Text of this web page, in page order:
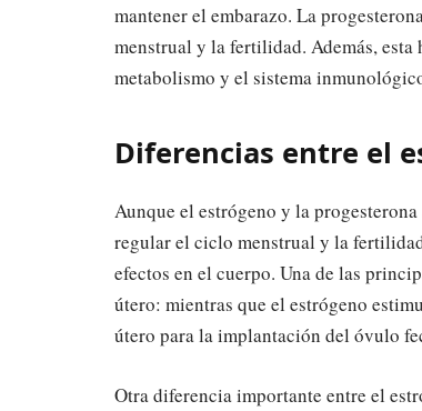
mantener el embarazo. La
menstrual y la fertilidad. Además,
metabolismo y el sistema
Diferencias entre el
Aunque el estrógeno y la
regular el ciclo menstrual y la
efectos en el cuerpo. Una de las
útero: mientras que el estrógeno
útero para la implantación del óvulo
Otra diferencia importante entre el